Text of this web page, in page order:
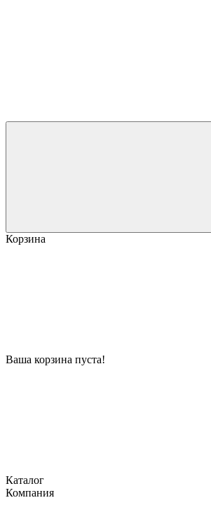
Корзина
Ваша корзина пуста!
Каталог
Компания